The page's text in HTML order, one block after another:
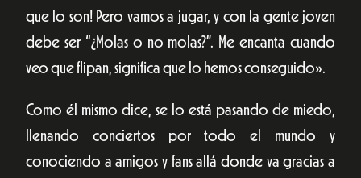
que lo son! Pero vamos a jugar, y con la gente joven
debe ser “¿Molas o no molas?”. Me encanta cuando
veo que flipan, significa que lo hemos conseguido».
Como él mismo dice, se lo está pasando de miedo,
llenando conciertos por todo el mundo y
conociendo a amigos y fans allá donde va gracias a